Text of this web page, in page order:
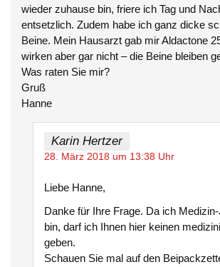
wieder zuhause bin, friere ich Tag und
entsetzlich. Zudem habe ich ganz dicke
Beine. Mein Hausarzt gab mir Aldactone
wirken aber gar nicht – die Beine bleiben
Was raten Sie mir?
Gruß
Hanne
Karin Hertzer
28. März 2018 um 13:38 Uhr
Liebe Hanne,
Danke für Ihre Frage. Da ich
bin, darf ich Ihnen hier keinen
geben.
Schauen Sie mal auf den